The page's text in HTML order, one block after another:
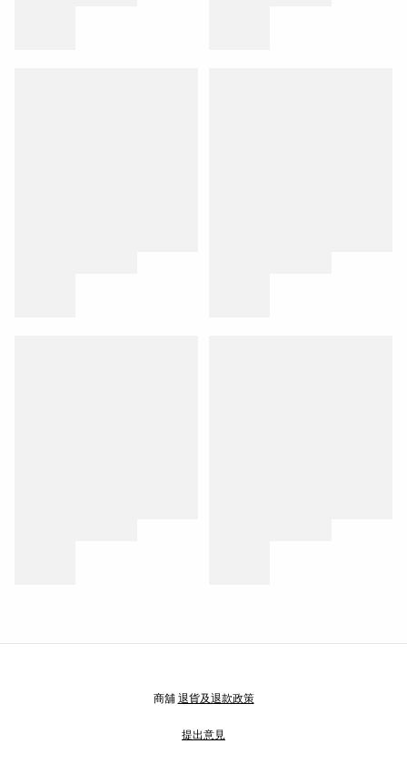
商舖 退貨及退款政策
提出意見